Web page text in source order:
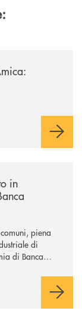
in
piena
di
di Banca